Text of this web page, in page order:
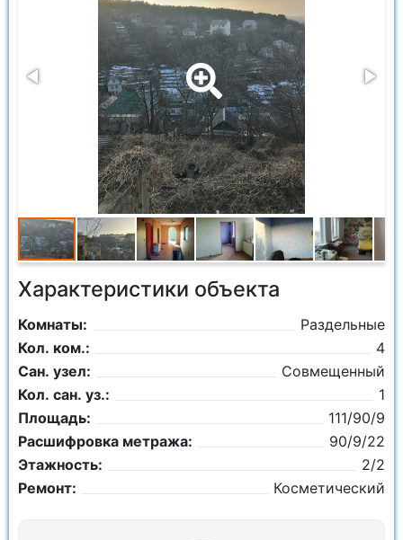
Характеристики объекта
Комнаты:
Раздельные
Кол. ком.:
4
Сан. узел:
Совмещенный
Кол. сан. уз.:
1
Площадь:
111/90/9
Расшифровка метража:
90/9/22
Этажность:
2/2
Ремонт:
Косметический